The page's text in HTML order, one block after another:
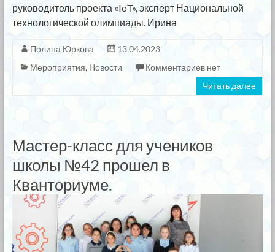
руководитель проекта «IoT», эксперт Национальной
технологической олимпиады. Ирина
Полина Юркова
13.04.2023
Мероприятия, Новости
Комментариев нет
Читать далее
Мастер-класс для учеников
школы №42 прошел в
Кванториуме.